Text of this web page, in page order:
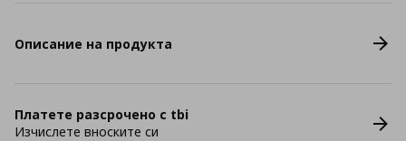
Описание на продукта
Платете разсрочено с tbi
Изчислете вноските си